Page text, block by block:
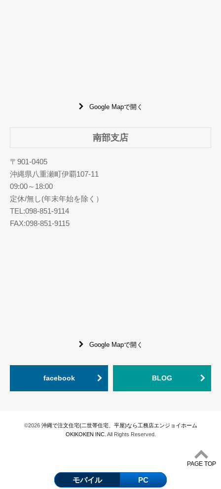
Google Mapで開く
南部支店
〒901-0405
沖縄県八重瀬町伊覇107-11
09:00～18:00
定休/無し(年末年始を除く）
TEL:098-851-9114
FAX:098-851-9115
Google Mapで開く
facebook BLOG
©2026 沖縄で注文住宅(二世帯住宅、平屋)なら工務店エンジョイホーム
OKIKOKEN INC. All Rights Reserved.
PAGE TOP
モバイル PC